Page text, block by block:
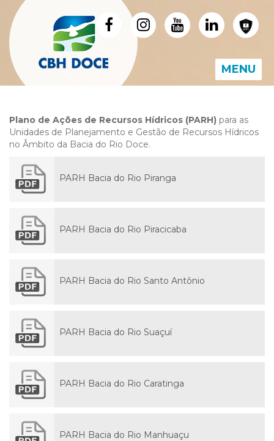
MENU
Plano de Ações de Recursos Hídricos (PARH) para as
Unidades de Planejamento e Gestão de Recursos Hídricos
no Âmbito da Bacia do Rio Doce.
PARH Bacia do Rio Piranga
PARH Bacia do Rio Piracicaba
PARH Bacia do Rio Santo Antônio
PARH Bacia do Rio Suaçuí
PARH Bacia do Rio Caratinga
PARH Bacia do Rio Manhuaçu